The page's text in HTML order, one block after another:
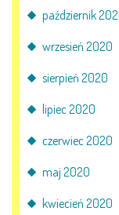
październik
wrzesień 2020
sierpień 2020
lipiec 2020
czerwiec 2020
maj 2020
kwiecień 2020